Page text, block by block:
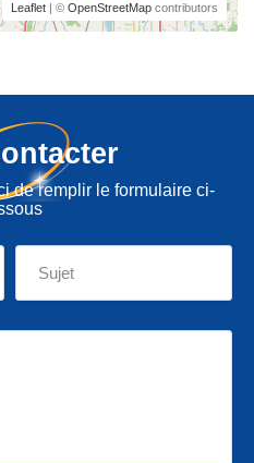
Leaflet | © OpenStreetMap contributors
de remplir le formulaire ci-